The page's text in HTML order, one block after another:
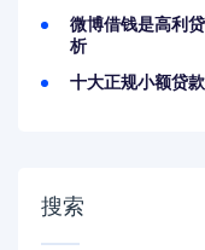
微博借钱是高利
析
十大正规小额贷
搜索